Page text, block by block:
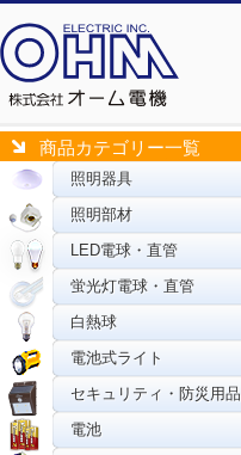
商品カテゴリー一覧
照明器具
照明部材
LED電球・直管
蛍光灯電球・直管
白熱球
電池式ライト
セキュリティ・防災用品
電池